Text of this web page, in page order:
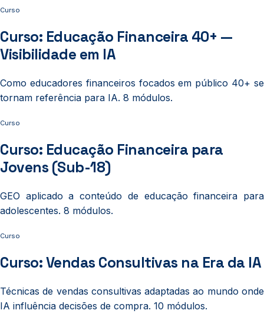
Curso
Curso: Educação Financeira 40+ —
Visibilidade em IA
Como educadores financeiros focados em público 40+ se
tornam referência para IA. 8 módulos.
Curso
Curso: Educação Financeira para
Jovens (Sub-18)
GEO aplicado a conteúdo de educação financeira para
adolescentes. 8 módulos.
Curso
Curso: Vendas Consultivas na Era da IA
Técnicas de vendas consultivas adaptadas ao mundo onde
IA influência decisões de compra. 10 módulos.